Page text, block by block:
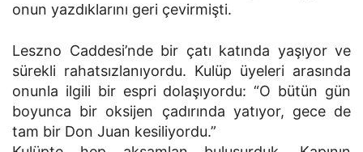
onun yazdıklarını geri çevirmişti.
Leszno Caddesi’nde bir çatı katında yaşıyor ve
sürekli rahatsızlanıyordu. Kulüp üyeleri arasında
onunla ilgili bir espri dolaşıyordu: “O bütün gün
boyunca bir oksijen çadırında yatıyor, gece de
tam bir Don Juan kesiliyordu.”